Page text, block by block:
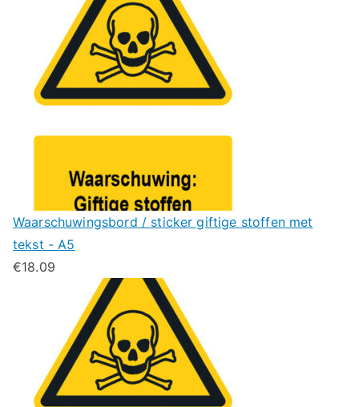
Waarschuwingsbord / sticker giftige stoffen met
tekst - A5
€18.09